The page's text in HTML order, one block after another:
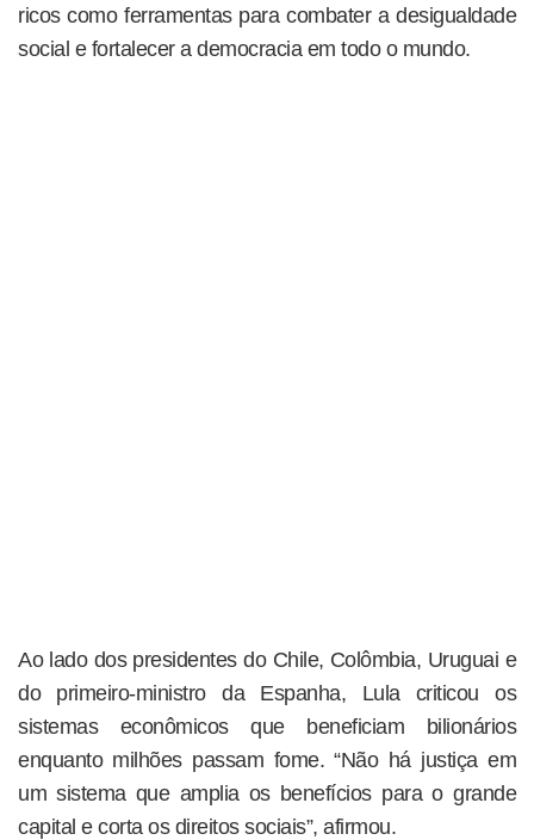
ricos como ferramentas para combater a desigualdade
social e fortalecer a democracia em todo o mundo.
Ao lado dos presidentes do Chile, Colômbia, Uruguai e
do primeiro-ministro da Espanha, Lula criticou os
sistemas econômicos que beneficiam bilionários
enquanto milhões passam fome. “Não há justiça em
um sistema que amplia os benefícios para o grande
capital e corta os direitos sociais”, afirmou.